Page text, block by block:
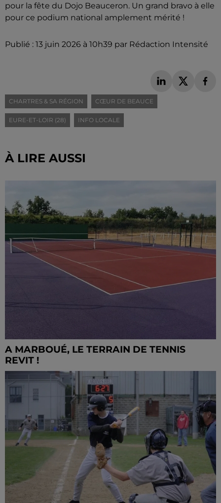
pour la fête du Dojo Beauceron. Un grand bravo à elle
pour ce podium national amplement mérité !
Publié : 13 juin 2026 à 10h39 par Rédaction Intensité
CHARTRES & SA RÉGION CŒUR DE BEAUCE
EURE-ET-LOIR (28) INFO LOCALE
À LIRE AUSSI
A MARBOUÉ, LE TERRAIN DE TENNIS
REVIT !